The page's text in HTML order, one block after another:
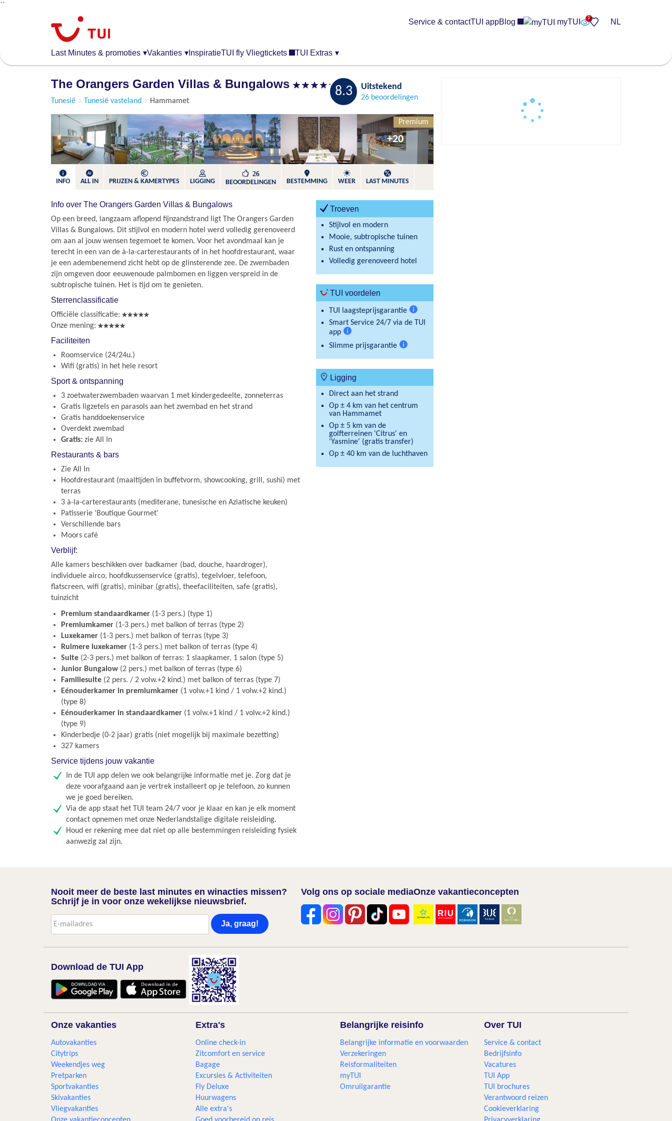
``
algemene
Last Minutes & promoties ▾Vakanties ▾ InspiratieTUI fly Vliegtickets TUI Extras ▾
Service & contactTUI appBlog myTUI NL
The Orangers Garden Villas & Bungalows
Tunesië Tunesië vasteland Hammamet
Premium
8.3 Uitstekend
26 beoordelingen
+20
INFO ALL IN PRIJZEN & KAMERTYPES LIGGING
26
BEOORDELINGEN
BESTEMMING WEER LAST MINUTES
Info over The Orangers Garden Villas & Bungalows
Op een breed, langzaam aflopend fijnzandstrand ligt The Orangers Garden
Villas & Bungalows. Dit stijlvol en modern hotel werd volledig gerenoveerd
om aan al jouw wensen tegemoet te komen. Voor het avondmaal kan je
terecht in een van de à-la-carterestaurants of in het hoofdrestaurant, waar
je een adembenemend zicht hebt op de glinsterende zee. De zwembaden
zijn omgeven door eeuwenoude palmbomen en liggen verspreid in de
subtropische tuinen. Het is tijd om te genieten.
Sterrenclassificatie
Officiële classificatie:
Onze mening:
Faciliteiten
Roomservice (24/24u.)
Wifi (gratis) in het hele resort
Sport & ontspanning
3 zoetwaterzwembaden waarvan 1 met kindergedeelte, zonneterras
Gratis ligzetels en parasols aan het zwembad en het strand
Gratis handdoekenservice
Overdekt zwembad
Gratis: zie All In
Restaurants & bars
Zie All In
Hoofdrestaurant (maaltijden in buffetvorm, showcooking, grill, sushi) met
terras
3 à-la-carterestaurants (mediterane, tunesische en Aziatische keuken)
Patisserie 'Boutique Gourmet'
Verschillende bars
Moors café
Verblijf:
Alle kamers beschikken over badkamer (bad, douche, haardroger),
individuele airco, hoofdkussenservice (gratis), tegelvloer, telefoon,
flatscreen, wifi (gratis), minibar (gratis), theefaciliteiten, safe (gratis),
tuinzicht
Premium standaardkamer (1-3 pers.) (type 1)
Premiumkamer (1-3 pers.) met balkon of terras (type 2)
Luxekamer (1-3 pers.) met balkon of terras (type 3)
Ruimere luxekamer (1-3 pers.) met balkon of terras (type 4)
Suite (2-3 pers.) met balkon of terras: 1 slaapkamer, 1 salon (type 5)
Junior Bungalow (2 pers.) met balkon of terras (type 6)
Familiesuite (2 pers. / 2 volw.+2 kind.) met balkon of terras (type 7)
Eénouderkamer in premiumkamer (1 volw.+1 kind / 1 volw.+2 kind.)
(type 8)
Eénouderkamer in standaardkamer (1 volw.+1 kind / 1 volw.+2 kind.)
(type 9)
Kinderbedje (0-2 jaar) gratis (niet mogelijk bij maximale bezetting)
327 kamers
Service tijdens jouw vakantie
In de TUI app delen we ook belangrijke informatie met je. Zorg dat je
deze voorafgaand aan je vertrek installeert op je telefoon, zo kunnen
we je goed bereiken.
Via de app staat het TUI team 24/7 voor je klaar en kan je elk moment
contact opnemen met onze Nederlandstalige digitale reisleiding.
Houd er rekening mee dat niet op alle bestemmingen reisleiding fysiek
aanwezig zal zijn.
Troeven
Stijlvol en modern
Mooie, subtropische tuinen
Rust en ontspanning
Volledig gerenoveerd hotel
TUI voordelen
TUI laagsteprijsgarantie
Meer
Smart Service 24/7 via de TUI
app
informatie
Slimme prijsgarantie
Ligging
Direct aan het strand
Op ± 4 km van het centrum
van Hammamet
Op ± 5 km van de
golfterreinen 'Citrus' en
'Yasmine' (gratis transfer)
Op ± 40 km van de luchthaven
Nooit meer de beste last minutes en winacties missen?
Schrijf je in voor onze wekelijkse nieuwsbrief.
Ja, graag!
Volg ons op sociale mediaOnze vakantieconcepten
Download de TUI App
Onze vakanties
Autovakanties
Citytrips
Weekendjes weg
Pretparken
Sportvakanties
Skivakanties
Vliegvakanties
Extra's
Online check-in
Zitcomfort en service
Bagage
Excursies & Activiteiten
Fly Deluxe
Huurwagens
Alle extra's
Belangrijke reisinfo
Belangrijke informatie en voorwaarden
Verzekeringen
Reisformaliteiten
myTUI
Omruilgarantie
Over TUI
Service & contact
Bedrijfsinfo
Vacatures
TUI App
TUI brochures
Verantwoord reizen
Cookieverklaring